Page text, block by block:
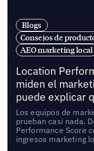
Blogs
Consejos de
AEO marketing local
Location
miden el
puede explicar
Los equipos de
prueban casi nada.
Performance Score
ingresos marketing